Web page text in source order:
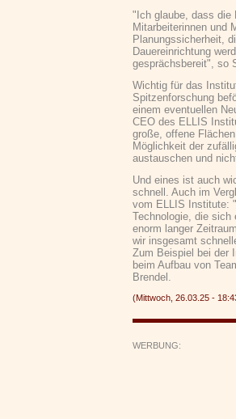
"Ich glaube, dass die
Mitarbeiterinnen und
Planungssicherheit,
Dauereinrichtung
gesprächsbereit", so
Wichtig für das
Spitzenforschung
einem eventuellen
CEO des ELLIS
große, offene
Möglichkeit der
austauschen und
Und eines ist auch
schnell. Auch im
vom ELLIS Institute:
Technologie, die
enorm langer
wir insgesamt
Zum Beispiel bei der
beim Aufbau von
Brendel.
(Mittwoch, 26.03.25 -
WERBUNG: